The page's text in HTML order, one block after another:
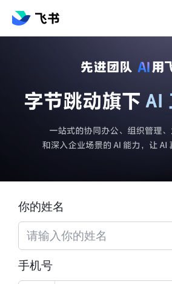
你的姓名
手机号